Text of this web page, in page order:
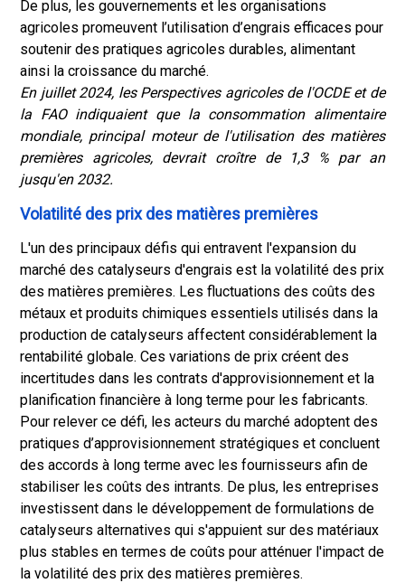
De plus, les gouvernements et les organisations
agricoles promeuvent l’utilisation d’engrais efficaces pour
soutenir des pratiques agricoles durables, alimentant
ainsi la croissance du marché.
En juillet 2024, les Perspectives agricoles de l'OCDE et de
la FAO indiquaient que la consommation alimentaire
mondiale, principal moteur de l'utilisation des matières
premières agricoles, devrait croître de 1,3 % par an
jusqu'en 2032.
Volatilité des prix des matières premières
L'un des principaux défis qui entravent l'expansion du
marché des catalyseurs d'engrais est la volatilité des prix
des matières premières. Les fluctuations des coûts des
métaux et produits chimiques essentiels utilisés dans la
production de catalyseurs affectent considérablement la
rentabilité globale. Ces variations de prix créent des
incertitudes dans les contrats d'approvisionnement et la
planification financière à long terme pour les fabricants.
Pour relever ce défi, les acteurs du marché adoptent des
pratiques d’approvisionnement stratégiques et concluent
des accords à long terme avec les fournisseurs afin de
stabiliser les coûts des intrants. De plus, les entreprises
investissent dans le développement de formulations de
catalyseurs alternatives qui s'appuient sur des matériaux
plus stables en termes de coûts pour atténuer l'impact de
la volatilité des prix des matières premières.